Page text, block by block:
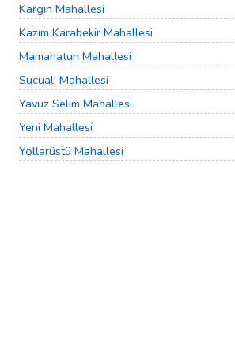
Kargın Mahallesi
Kazım Karabekir Mahallesi
Mamahatun Mahallesi
Sucuali Mahallesi
Yavuz Selim Mahallesi
Yeni Mahallesi
Yollarüstü Mahallesi